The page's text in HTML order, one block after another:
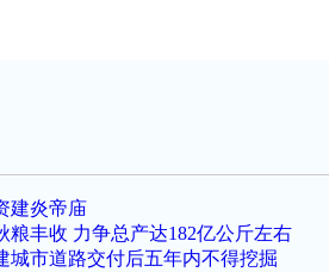
建炎帝庙
粮丰收 力争总产达182亿公斤左右
城市道路交付后五年内不得挖掘